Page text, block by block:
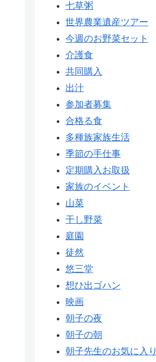
七草粥
世界農業遺産ツアー
今週のお野菜セット
介護食
共同購入
出汁
参加者募集
合格る食
多種族家族生活
季節の手仕事
定期購入お取扱
家族のイベント
山菜
干し野菜
庭園
徒然
悠三堂
想ひ出ゴハン
映画
朝子の夜
朝子の朝
朝子先生のお気に入り